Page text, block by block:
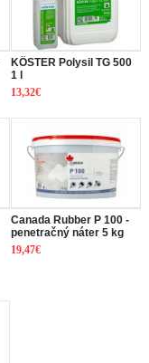
KÖSTER Polysil TG 500
1 l
13,32€
Canada Rubber P 100 -
penetračný náter 5 kg
19,47€